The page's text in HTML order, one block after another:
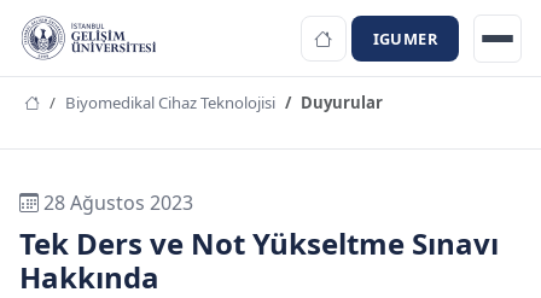
IGUMER
Biyomedikal Cihaz Teknolojisi Duyurular
28 Ağustos 2023
Tek Ders ve Not Yükseltme Sınavı
Hakkında